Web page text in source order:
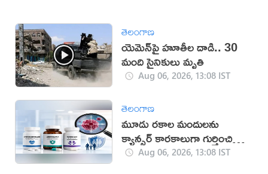
తెలంగాణ
యెమెన్‌పై హూతీల దాడి.. 30
మంది సైనికులు మృతి
Aug 06, 2026, 13:08 IST
తెలంగాణ
మూడు రకాల మందులను
క్యాన్సర్ కారకాలుగా గుర్తించిన
WHOAug 06, 2026, 13:08 IST